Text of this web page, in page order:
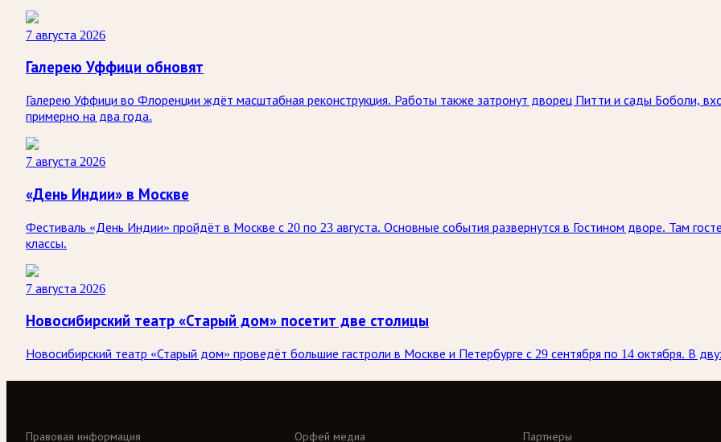
7 августа 2026
Галерею Уффици обновят
Галерею Уффици во Флоренции ждёт масштабная реконструкция. Работы также затронут дворец Питти и сады Боболи,
примерно на два года.
7 августа 2026
«День Индии» в Москве
Фестиваль «День Индии» пройдёт в Москве с 20 по 23 августа. Основные события развернутся в Гостином дворе. Там
классы.
7 августа 2026
Новосибирский театр «Старый дом» посетит две столицы
Новосибирский театр «Старый дом» проведёт большие гастроли в Москве и Петербурге с 29 сентября по 14 октября. В
Орфей медиа Партнеры
Правовая информация